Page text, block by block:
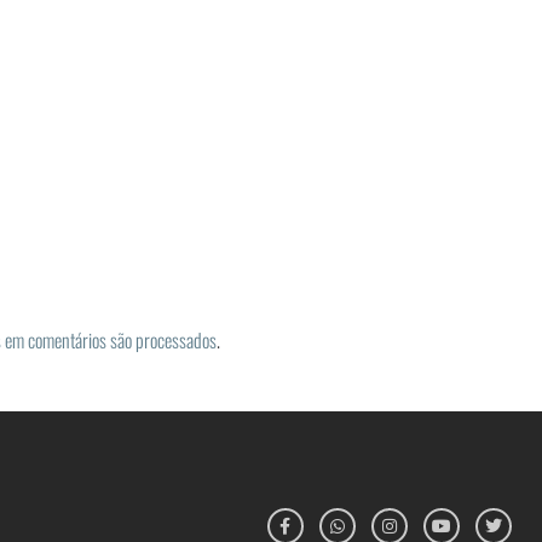
comentários são processados.